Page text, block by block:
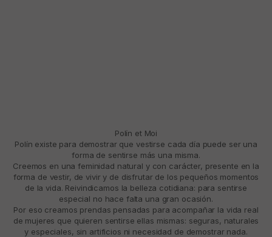
Polín et Moi
Polín existe para demostrar que vestirse cada día puede ser una
forma de sentirse más una misma.
Creemos en una feminidad natural y con carácter, presente en la
forma de vestir, de vivir y de disfrutar de los pequeños momentos
de la vida. Reivindicamos la belleza cotidiana: para sentirse
especial no hace falta una gran ocasión.
Por eso creamos prendas pensadas para acompañar la vida real
de mujeres que quieren sentirse ellas mismas: seguras, naturales
y especiales, sin artificios ni necesidad de demostrar nada.